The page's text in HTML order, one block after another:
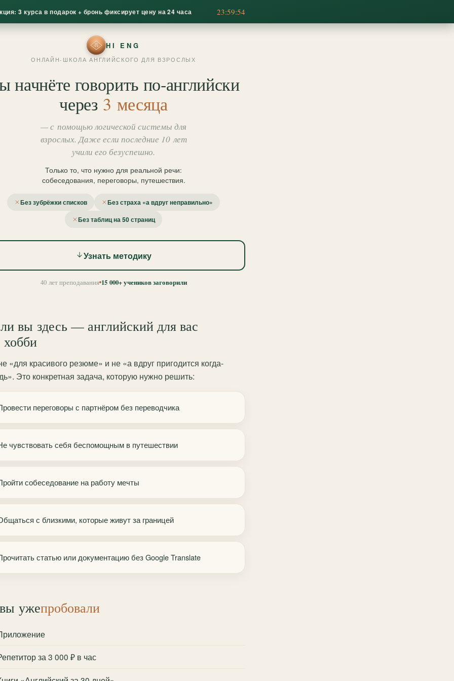
3 курса в подарок + бронь фиксирует цену на 24 часа 23:59:53
HI ENG
ОНЛАЙН-ШКОЛА АНГЛИЙСКОГО ДЛЯ ВЗРОСЛЫХ
начнёте говорить по‑английски
через 3 месяца
— с помощью логической системы для
взрослых. Даже если последние 10 лет
учили его безуспешно.
Только то, что нужно для реальной речи:
собеседования, переговоры, путешествия.
Без зубрёжки списков
Без страха «а вдруг неправильно»
Без таблиц на 50 страниц
Узнать методику
40 лет преподавания 15 000+ учеников заговорили
вы здесь — английский для вас
«для красивого резюме» и не «а вдруг пригодится когда-
Это конкретная задача, которую нужно решить:
переговоры с партнёром без переводчика
чувствовать себя беспомощным в путешествии
собеседование на работу мечты
с близкими, которые живут за границей
статью или документацию без Google Translate
ужепробовали
за 3 000 ₽ в час